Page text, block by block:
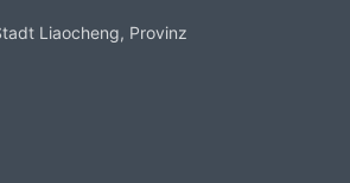
Liaocheng, Provinz